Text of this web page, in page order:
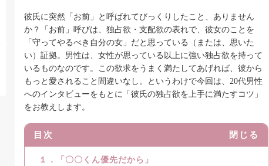
彼氏に突然「お前」と呼ばれてびっくりしたこと、ありません
か？「お前」呼びは、独占欲・支配欲の表れで、彼女のことを
「守ってやるべき自分の女」だと思っている（または、思いた
い）証拠。男性は、女性が思っている以上に強い独占欲を持って
いるものなのです。この欲求をうまく満たしてあげれば、彼から
もっと愛されること間違いなし。というわけで今回は、20代男性
へのインタビューをもとに「彼氏の独占欲を上手に満たすコツ」
をお教えします。
目次 閉じる
１．「〇〇くん優先だから」